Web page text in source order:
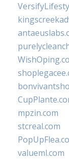
mpzin.com
stcreal.com
valueml.com